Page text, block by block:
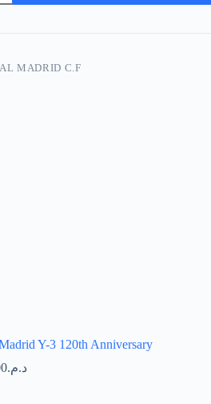
MADRID C.F
Y-3 120th Anniversary
د.م.